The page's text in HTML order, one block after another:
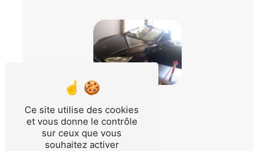
Ce site utilise des cookies
et vous donne le contrôle
sur ceux que vous
souhaitez activer